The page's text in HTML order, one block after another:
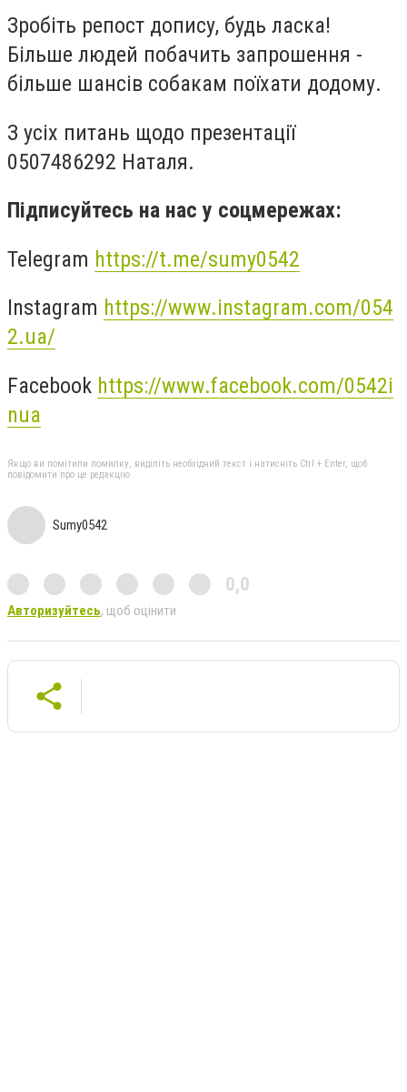
Зробіть репост допису, будь ласка!
Більше людей побачить запрошення -
більше шансів собакам поїхати додому.
З усіх питань щодо презентації
0507486292 Наталя.
Підписуйтесь на нас у соцмережах:
Telegram https://t.me/sumy0542
Instagram https://www.instagram.com/054
2.ua/
Facebook https://www.facebook.com/0542i
nua
Якщо ви помітили помилку, виділіть необхідний текст і натисніть Ctrl + Enter, щоб
повідомити про це редакцію
Sumy0542
0,0
Авторизуйтесь, щоб оцінити